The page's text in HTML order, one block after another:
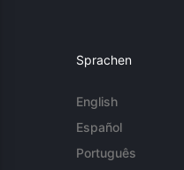
Sprachen
English
Español
Português